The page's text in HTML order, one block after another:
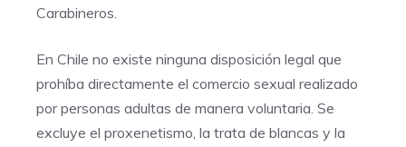
Carabineros.
En Chile no existe ninguna disposición legal que
prohíba directamente el comercio sexual realizado
por personas adultas de manera voluntaria. Se
excluye el proxenetismo, la trata de blancas y la